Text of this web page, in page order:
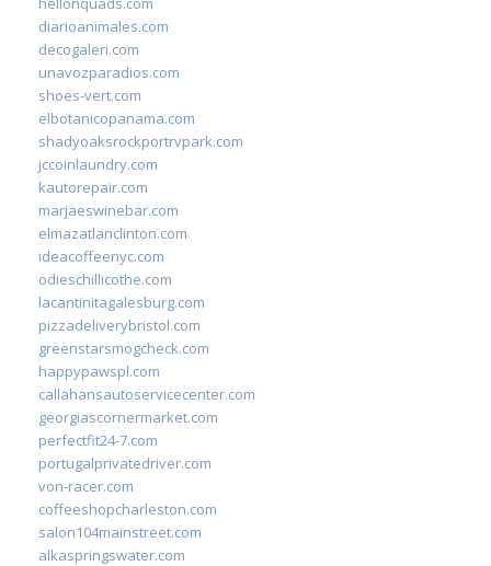
diarioanimales.com
decogaleri.com
unavozparadios.com
shoes-vert.com
elbotanicopanama.com
shadyoaksrockportrvpark.com
jccoinlaundry.com
kautorepair.com
marjaeswinebar.com
elmazatlanclinton.com
ideacoffeenyc.com
odieschillicothe.com
lacantinitagalesburg.com
pizzadeliverybristol.com
greenstarsmogcheck.com
happypawspl.com
callahansautoservicecenter.com
georgiascornermarket.com
perfectfit24-7.com
portugalprivatedriver.com
von-racer.com
coffeeshopcharleston.com
salon104mainstreet.com
alkaspringswater.com